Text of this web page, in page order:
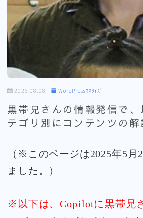
2026.08.08 WordPressﾏﾈﾀｲｽﾞ
黒帯兄さんの情報発信で
テゴリ別にコンテンツの解
（※このページは2025年5月
ました。）
※以下は、Copilotに黒帯兄